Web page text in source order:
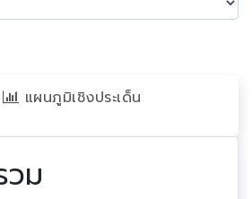
แผนภูมิเชิงประเด็น
ม